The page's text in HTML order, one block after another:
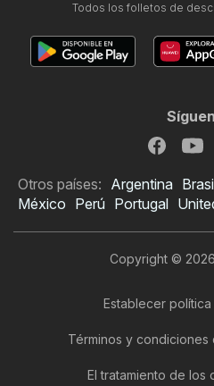
Todos los folletos de
Otros países: Argentina
México Perú Portugal
Copyright © 2026
Establecer
Términos y
El tratamiento de los